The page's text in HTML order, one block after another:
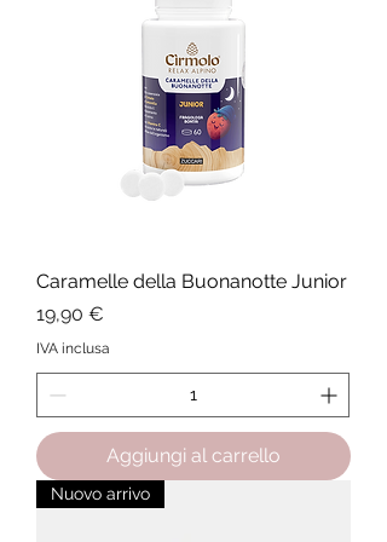
Caramelle della Buonanotte Junior
Prezzo
19,90 €
IVA inclusa
Aggiungi al carrello
Nuovo arrivo